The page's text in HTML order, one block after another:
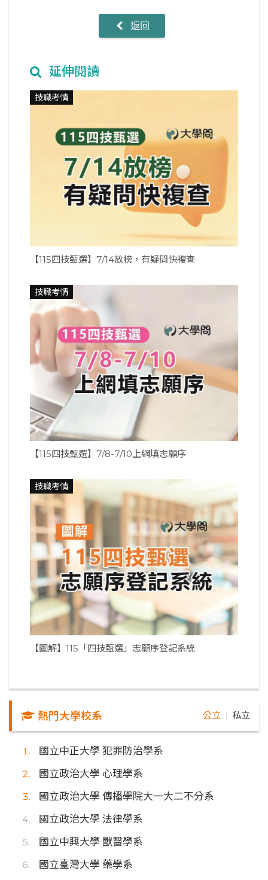
返回
延伸閱讀
技職考情
【115四技甄選】7/14放榜，有疑問快複查
技職考情
【115四技甄選】7/8-7/10上網填志願序
技職考情
【圖解】115「四技甄選」志願序登記系統
熱門大學校系 公立 私立
國立中正大學 犯罪防治學系
國立政治大學 心理學系
國立政治大學 傳播學院大一大二不分系
國立政治大學 法律學系
國立中興大學 獸醫學系
國立臺灣大學 藥學系